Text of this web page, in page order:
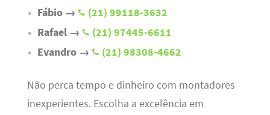
Fábio →
(21) 99118-3632
Rafael →
(21) 97445-6611
Evandro →
(21) 98308-4662
Não perca tempo e dinheiro com montadores
inexperientes. Escolha a excelência em